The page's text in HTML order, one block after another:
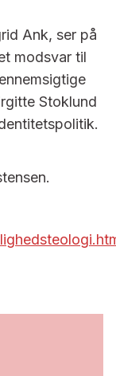
Ank, ser på
modsvar til
Stoklund